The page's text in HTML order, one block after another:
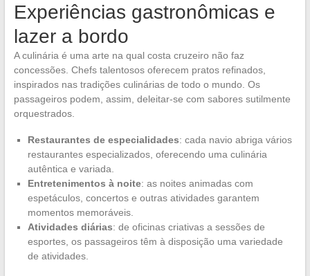
Experiências gastronômicas e
lazer a bordo
A culinária é uma arte na qual costa cruzeiro não faz
concessões. Chefs talentosos oferecem pratos refinados,
inspirados nas tradições culinárias de todo o mundo. Os
passageiros podem, assim, deleitar-se com sabores sutilmente
orquestrados.
Restaurantes de especialidades: cada navio abriga vários
restaurantes especializados, oferecendo uma culinária
autêntica e variada.
Entretenimentos à noite: as noites animadas com
espetáculos, concertos e outras atividades garantem
momentos memoráveis.
Atividades diárias: de oficinas criativas a sessões de
esportes, os passageiros têm à disposição uma variedade
de atividades.